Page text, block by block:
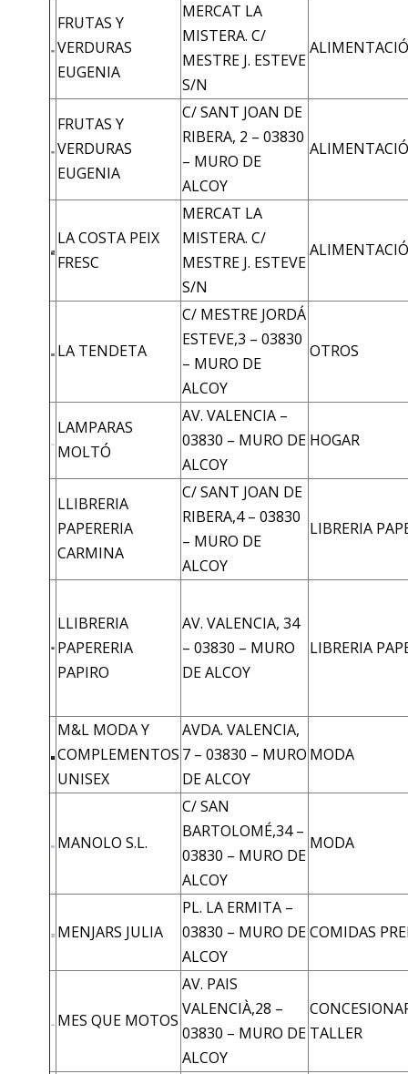
FRUTAS Y
VERDURAS
EUGENIA
MERCAT LA
MISTERA. C/
MESTRE J. ESTEVE
S/N
FRUTAS Y
VERDURAS
EUGENIA
C/ SANT JOAN DE
RIBERA, 2 – 03830
– MURO DE
ALCOY
LA COSTA PEIX
FRESC
MERCAT LA
MISTERA. C/
MESTRE J. ESTEVE
S/N
LA TENDETA
C/ MESTRE JORDÁ
ESTEVE,3 – 03830
– MURO DE
ALCOY
OTROS
LAMPARAS
MOLTÓ
AV. VALENCIA –
03830 – MURO DE
ALCOY
HOGAR
LLIBRERIA
PAPERERIA
CARMINA
C/ SANT JOAN DE
RIBERA,4 – 03830
– MURO DE
ALCOY
LIBRERIA
LLIBRERIA
PAPERERIA
PAPIRO
AV. VALENCIA, 34
– 03830 – MURO
DE ALCOY
LIBRERIA
M&L MODA Y
COMPLEMENTOS
UNISEX
AVDA. VALENCIA,
7 – 03830 – MURO
DE ALCOY
MODA
MANOLO S.L.
C/ SAN
BARTOLOMÉ,34 –
03830 – MURO DE
ALCOY
MODA
MENJARS JULIA
PL. LA ERMITA –
03830 – MURO DE
ALCOY
COMIDAS
MES QUE MOTOS
AV. PAIS
VALENCIÀ,28 –
03830 – MURO DE
ALCOY
TALLER